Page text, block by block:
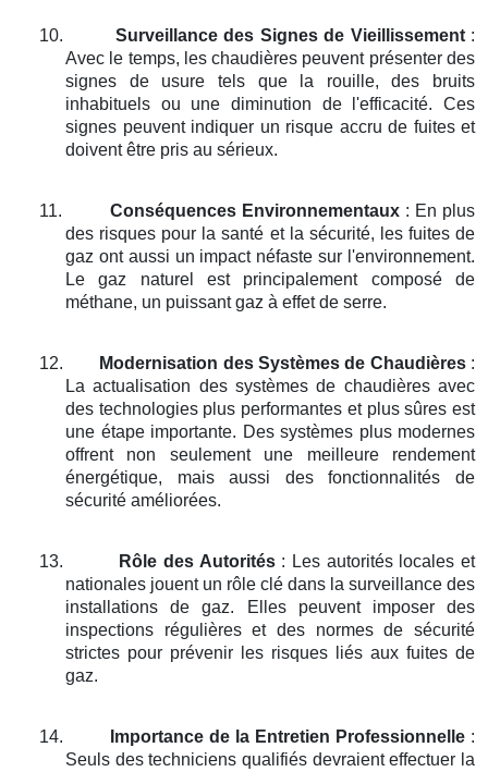
10. Surveillance des Signes de Vieillissement:
Avec le temps, les chaudières peuvent présenter des
signes de usure tels que la rouille, des bruits
inhabituels ou une diminution de l'efficacité. Ces
signes peuvent indiquer un risque accru de fuites et
doivent être pris au sérieux.
11. Conséquences Environnementaux: En plus
des risques pour la santé et la sécurité, les fuites de
gaz ont aussi un impact néfaste sur l'environnement.
Le gaz naturel est principalement composé de
méthane, un puissant gaz à effet de serre.
12. Modernisation des Systèmes de Chaudières:
La actualisation des systèmes de chaudières avec
des technologies plus performantes et plus sûres est
une étape importante. Des systèmes plus modernes
offrent non seulement une meilleure rendement
énergétique, mais aussi des fonctionnalités de
sécurité améliorées.
13. Rôle des Autorités: Les autorités locales et
nationales jouent un rôle clé dans la surveillance des
installations de gaz. Elles peuvent imposer des
inspections régulières et des normes de sécurité
strictes pour prévenir les risques liés aux fuites de
gaz.
14. Importance de la Entretien Professionnelle:
Seuls des techniciens qualifiés devraient effectuer la